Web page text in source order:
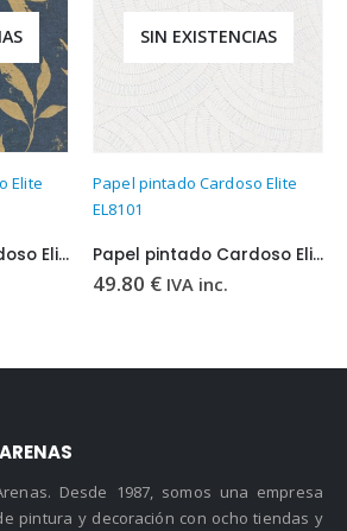
Elite
Papel pintado Cardoso Elite EL8302
SIN EXISTENCIAS
Papel pintado Cardoso Elite
EL8101
Papel pintado Cardoso Elite EL8101
49.80 € IVA inc.
Desde 1987, somos una empresa
pintura y decoración con ocho tiendas y